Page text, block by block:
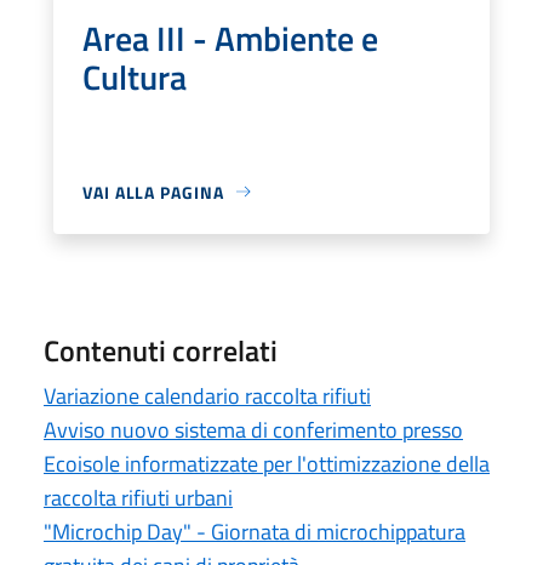
Area III - Ambiente e
Cultura
VAI ALLA PAGINA
Contenuti correlati
Variazione calendario raccolta rifiuti
Avviso nuovo sistema di conferimento presso
Ecoisole informatizzate per l'ottimizzazione della
raccolta rifiuti urbani
"Microchip Day" - Giornata di microchippatura